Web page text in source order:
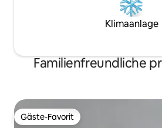
Klimaanlage
Familienfreundliche
Gäste-Favorit
Gäste-Favorit